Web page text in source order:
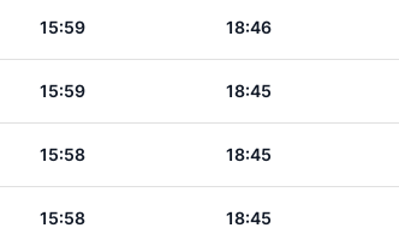
15:59 18:46
15:59 18:45
15:58 18:45
15:58 18:45